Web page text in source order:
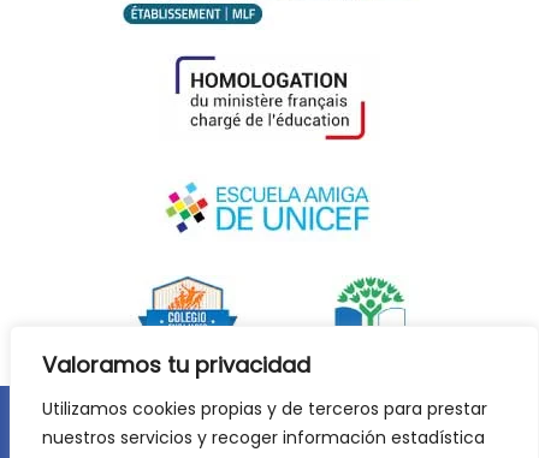
Valoramos tu privacidad
Utilizamos cookies propias y de terceros para prestar
nuestros servicios y recoger información estadística
Aviso legal Política de privacidad